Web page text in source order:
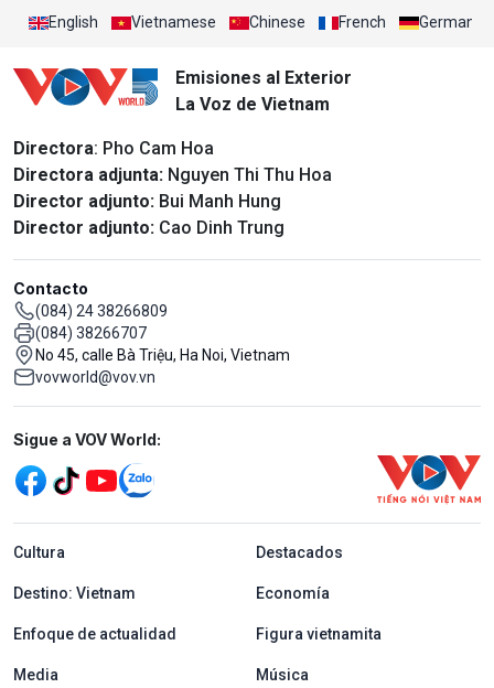
English Vietnamese Chinese French German
Emisiones al Exterior
La Voz de Vietnam
Directora: Pho Cam Hoa
Directora adjunta: Nguyen Thi Thu Hoa
Director adjunto: Bui Manh Hung
Director adjunto: Cao Dinh Trung
Contacto
(084) 24 38266809
(084) 38266707
No 45, calle Bà Triệu, Ha Noi, Vietnam
vovworld@vov.vn
Mạng xã hội
Sigue a VOV World:
menu footer tiếng Tây ban nha
Cultura Destacados
Destino: Vietnam Economía
Enfoque de actualidad Figura vietnamita
Media Música